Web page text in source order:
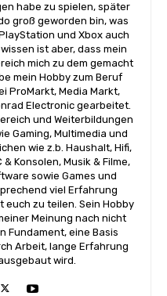
habe zu spielen, später
groß geworden bin, was
und Xbox auch
ist aber, dass mein
mich zu dem gemacht
mein Hobby zum Beruf
ProMarkt, Media Markt,
Electronic gearbeitet.
und Weiterbildungen
Gaming, Multimedia und
wie z.b. Haushalt, Hifi,
& Konsolen, Musik & Filme,
sowie Games und
viel Erfahrung
euch zu teilen. Sein Hobby
Meinung nach nicht
Fundament, eine Basis
Arbeit, lange Erfahrung
wird.